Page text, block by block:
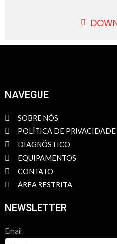
NAVEGUE
SOBRE NÓS
POLÍTICA DE PRIVACIDADE
DIAGNÓSTICO
EQUIPAMENTOS
CONTATO
ÁREA RESTRITA
NEWSLETTER
Email